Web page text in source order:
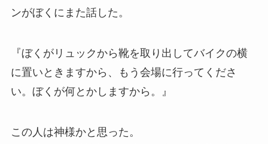
ンがぼくにまた話した。
『ぼくがリュックから靴を取り出してバイクの横
に置いときますから、もう会場に行ってくださ
い。ぼくが何とかしますから。』
この人は神様かと思った。